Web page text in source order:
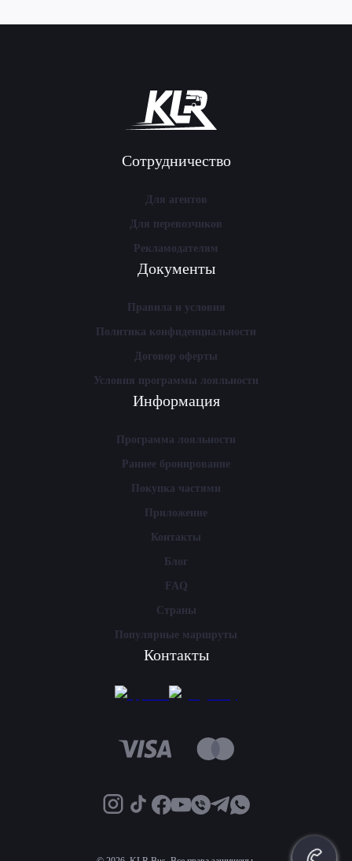
Сотрудничество
Для агентов
Для перевозчиков
Рекламодателям
Документы
Правила и условия
Политика конфиденциальности
Договор оферты
Условия программы лояльности
Информация
Программа лояльности
Раннее бронирование
Покупка частями
Приложение
Контакты
Блог
FAQ
Страны
Популярные маршруты
Контакты